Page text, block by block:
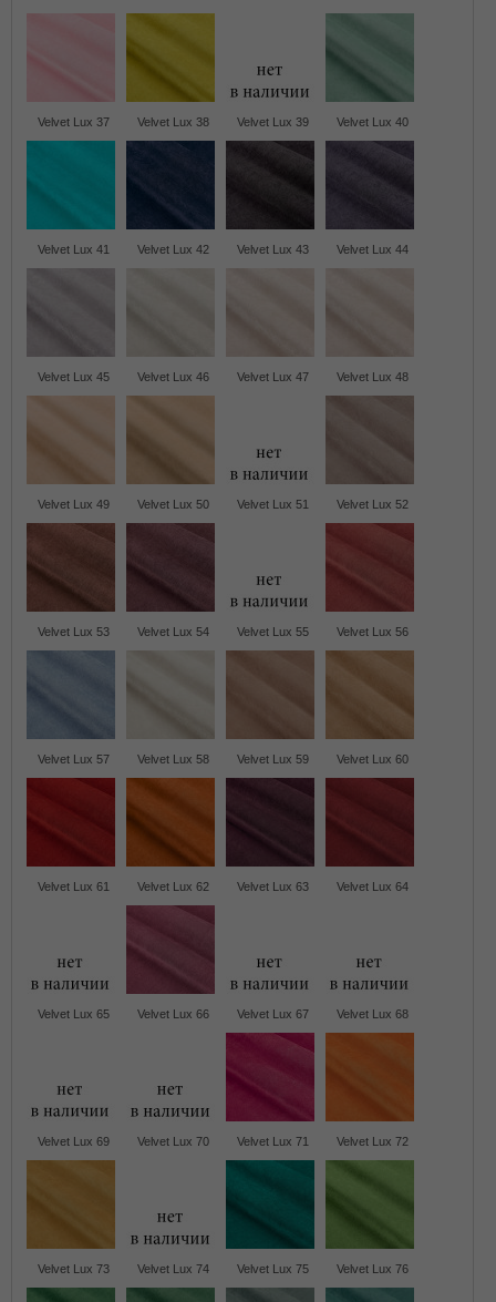
Velvet Lux 37 Velvet Lux 38 Velvet Lux 39 Velvet Lux 40
Velvet Lux 41 Velvet Lux 42 Velvet Lux 43 Velvet Lux 44
Velvet Lux 45 Velvet Lux 46 Velvet Lux 47 Velvet Lux 48
Velvet Lux 49 Velvet Lux 50 Velvet Lux 51 Velvet Lux 52
Velvet Lux 53 Velvet Lux 54 Velvet Lux 55 Velvet Lux 56
Velvet Lux 57 Velvet Lux 58 Velvet Lux 59 Velvet Lux 60
Velvet Lux 61 Velvet Lux 62 Velvet Lux 63 Velvet Lux 64
Velvet Lux 65 Velvet Lux 66 Velvet Lux 67 Velvet Lux 68
Velvet Lux 69 Velvet Lux 70 Velvet Lux 71 Velvet Lux 72
Velvet Lux 73 Velvet Lux 74 Velvet Lux 75 Velvet Lux 76